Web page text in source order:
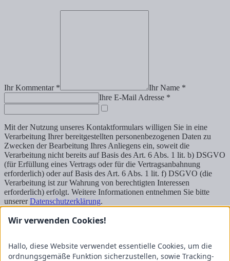
Ihr Kommentar *
Ihr Name *
Ihre E-Mail Adresse *
Mit der Nutzung unseres Kontaktformulars willigen Sie in eine
Verarbeitung Ihrer bereitgestellten personenbezogenen Daten zu
Zwecken der Bearbeitung Ihres Anliegens ein, soweit die
Verarbeitung nicht bereits auf Basis des Art. 6 Abs. 1 lit. b) DSGVO
(für Erfüllung eines Vertrags oder für die Vertragsanbahnung
erforderlich) oder auf Basis des Art. 6 Abs. 1 lit. f) DSGVO (die
Verarbeitung ist zur Wahrung von berechtigten Interessen
erforderlich) erfolgt. Weitere Informationen entnehmen Sie bitte
unsererDatenschutzerklärung.
Senden
FRICKE Group SE & Co. KG
Zum Kreuzkamp 7
Wir verwenden Cookies!
Hallo, diese Website verwendet essentielle Cookies, um die
ordnungsgemäße Funktion sicherzustellen, sowie Tracking-